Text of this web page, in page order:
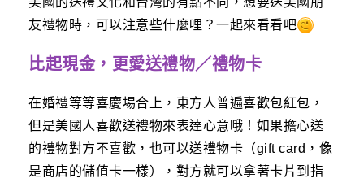
友禮物時，可以注意些什麼哩？一起來看看吧
比起現金，更愛送禮物／禮物卡
在婚禮等等喜慶場合上，東方人普遍喜歡包紅包，
但是美國人喜歡送禮物來表達心意哦！如果擔心送
的禮物對方不喜歡，也可以送禮物卡（gift card，像
是商店的儲值卡一樣），對方就可以拿著卡片到指